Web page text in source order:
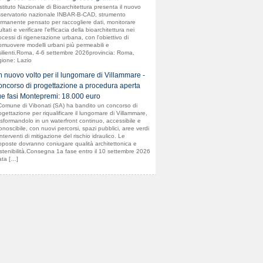
Nazionale di Bioarchitettura presenta il nuovo
nazionale INBAR-B-CAD, strumento
pensato per raccogliere dati, monitorare
e verificare l'efficacia della bioarchitettura nei
di rigenerazione urbana, con l'obiettivo di
modelli urbani più permeabili e
4-6 settembre 2026provincia: Roma,
Lazio
nuovo volto per il lungomare di Villammare -
di progettazione a procedura aperta
fasi Montepremi: 18.000 euro
di Vibonati (SA) ha bandito un concorso di
per riqualificare il lungomare di Villammare,
in un waterfront continuo, accessibile e
con nuovi percorsi, spazi pubblici, aree verdi
di mitigazione del rischio idraulico. Le
dovranno coniugare qualità architettonica e
1a fase entro il 10 settembre 2026
[…]